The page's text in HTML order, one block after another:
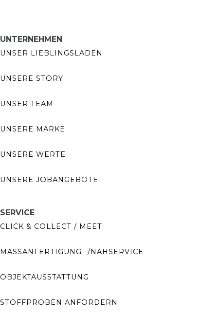
UNTERNEHMEN
UNSER LIEBLINGSLADEN
UNSERE STORY
UNSER TEAM
UNSERE MARKE
UNSERE WERTE
UNSERE JOBANGEBOTE
SERVICE
CLICK & COLLECT / MEET
MASSANFERTIGUNG- /NÄHSERVICE
OBJEKTAUSSTATTUNG
STOFFPROBEN ANFORDERN